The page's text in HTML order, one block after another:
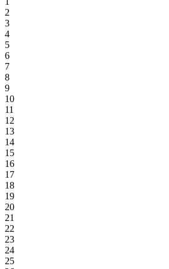
2
3
4
5
6
7
8
9
10
11
12
13
14
15
16
17
18
19
20
21
22
23
24
25